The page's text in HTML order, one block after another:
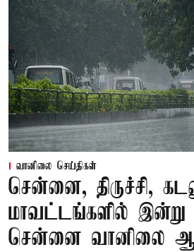
வானிலை செய்திகள்
சென்னை, திருச்சி,
மாவட்டங்களில்
சென்னை வானிலை